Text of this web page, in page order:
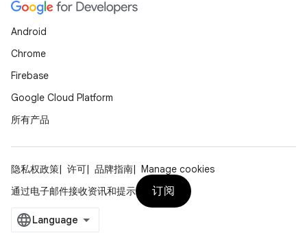
Android
Chrome
Firebase
Google Cloud Platform
所有产品
隐私权政策 许可 品牌指南
Manage cookies
通过电子邮件接收资讯和提示
订阅